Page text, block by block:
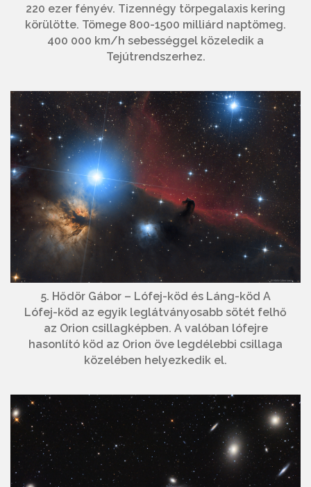
220 ezer fényév. Tizennégy törpegalaxis kering
körülötte. Tömege 800-1500 milliárd naptömeg.
400 000 km/h sebességgel közeledik a
Tejútrendszerhez.
5. Hődör Gábor – Lófej-köd és Láng-köd A
Lófej-köd az egyik leglátványosabb sötét felhő
az Orion csillagképben. A valóban lófejre
hasonlító köd az Orion öve legdélebbi csillaga
közelében helyezkedik el.